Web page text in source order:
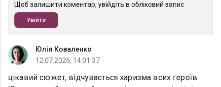
Щоб залишити коментар, увійдіть в обліковий запис
Увійти
Юлія Коваленко
12.07.2026, 14:01:37
цікавий сюжет, відчувається харизма всих героїв.